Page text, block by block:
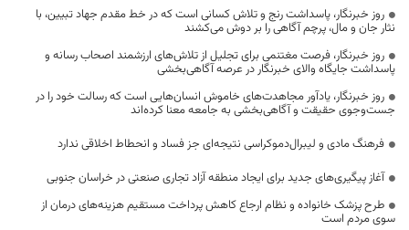
روز خبرنگار، پاسداشت رنج و تلاش کسانی است که در خط مقدم جهاد تبیین، با
نثار جان و مال، پرچم آگاهی را بر دوش می‌کشند
روز خبرنگار، فرصت مغتنمی برای تجلیل از تلاش‌های ارزشمند اصحاب رسانه و
پاسداشت جایگاه والای خبرنگار در عرصه آگاهی‌بخشی
روز خبرنگار، یادآور مجاهدت‌های خاموش انسان‌هایی است که رسالت خود را در
جست‌وجوی حقیقت و آگاهی‌بخشی به جامعه معنا کرده‌اند
فرهنگ مادی و لیبرال‌دموکراسی نتیجه‌ای جز فساد و انحطاط اخلاقی ندارد
آغاز پیگیری‌های جدید برای ایجاد منطقه آزاد تجاری صنعتی در خراسان جنوبی
طرح پزشک خانواده و نظام ارجاع کاهش پرداخت مستقیم هزینه‌های درمان از
سوی مردم است